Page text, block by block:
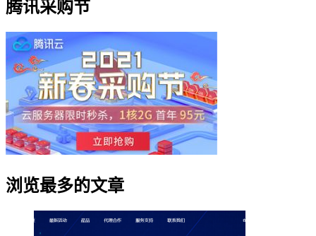
腾讯采购节
浏览最多的文章